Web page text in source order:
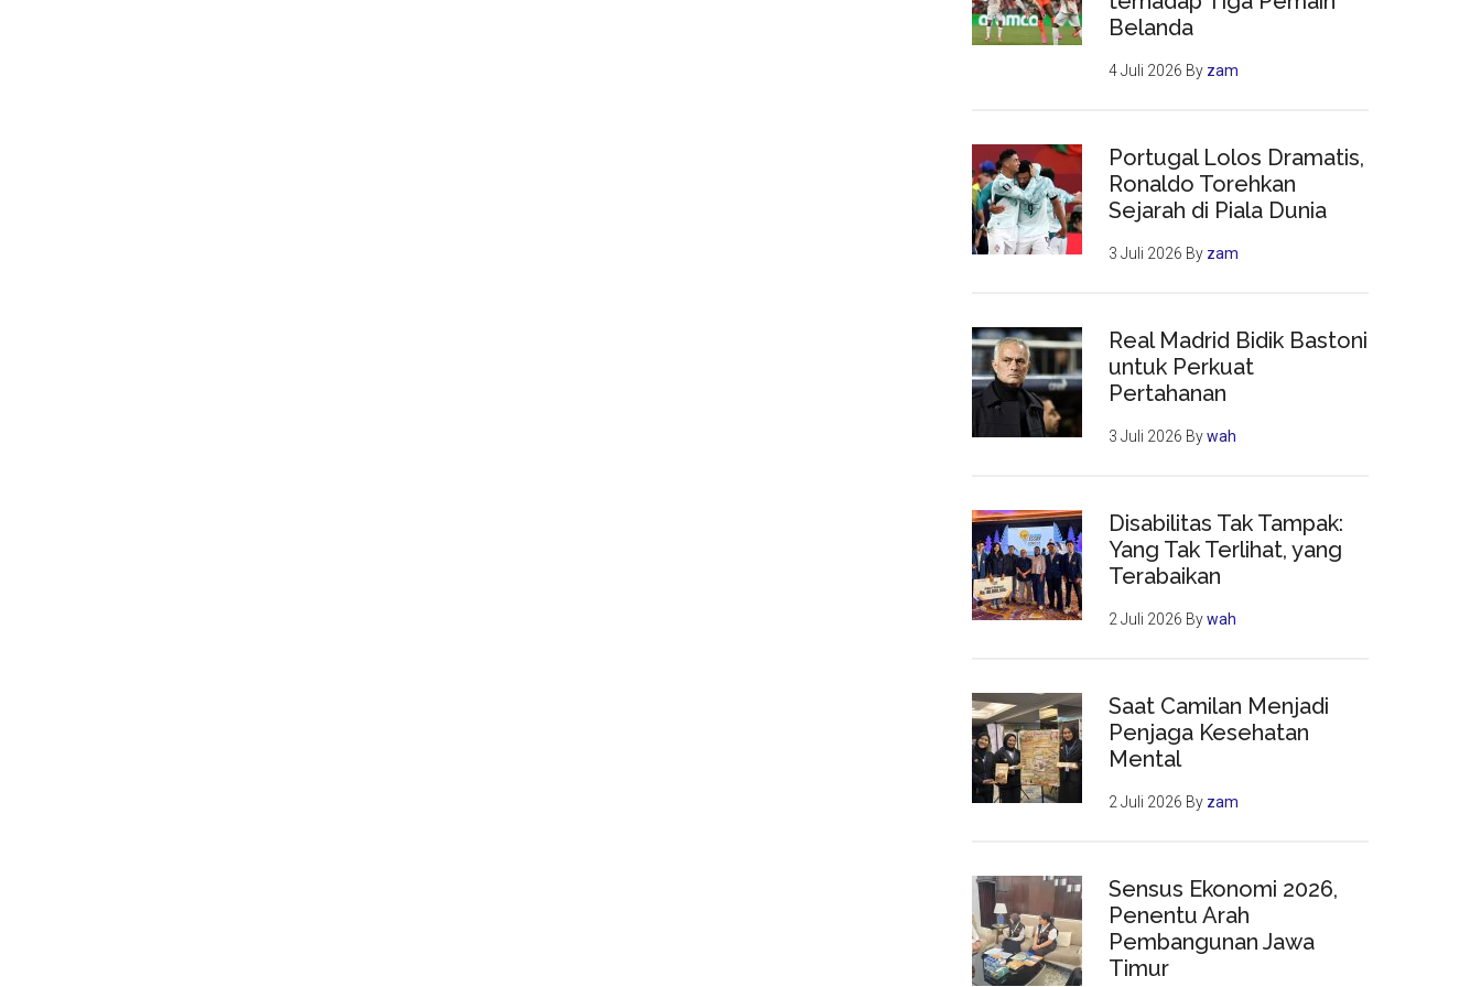
Belanda
4 Juli 2026 By zam
Portugal Lolos Dramatis,
Ronaldo Torehkan
Sejarah di Piala Dunia
3 Juli 2026 By zam
Real Madrid Bidik Bastoni
untuk Perkuat
Pertahanan
3 Juli 2026 Bywah
Disabilitas Tak Tampak:
Yang Tak Terlihat, yang
Terabaikan
2 Juli 2026 Bywah
Saat Camilan Menjadi
Penjaga Kesehatan
Mental
2 Juli 2026 By zam
Sensus Ekonomi 2026,
Penentu Arah
Pembangunan Jawa
Timur